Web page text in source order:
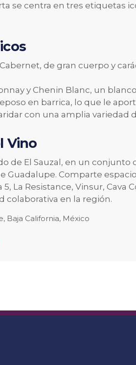
se centra en tres etiquetas
de gran cuerpo y
y Chenin Blanc, un
en barrica, lo que le
con una amplia variedad
Vino
de El Sauzal, en un conjunto
Guadalupe. Comparte
La Resistance, Vinsur, Cava
en la región.
Baja California, México